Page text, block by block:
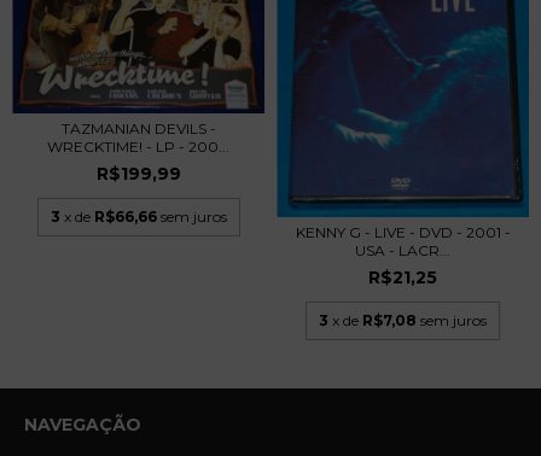
TAZMANIAN DEVILS -
WRECKTIME! - LP - 200...
R$199,99
3 x de R$66,66 sem juros
KENNY G - LIVE - DVD - 2001 -
USA - LACR...
R$21,25
3 x de R$7,08 sem juros
NAVEGAÇÃO